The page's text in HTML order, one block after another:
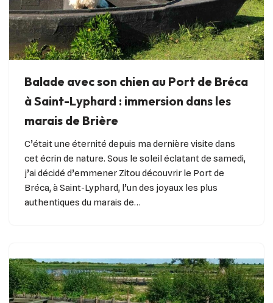
Balade avec son chien au Port de Bréca
à Saint-Lyphard : immersion dans les
marais de Brière
C’était une éternité depuis ma dernière visite dans
cet écrin de nature. Sous le soleil éclatant de samedi,
j’ai décidé d’emmener Zitou découvrir le Port de
Bréca, à Saint-Lyphard, l’un des joyaux les plus
authentiques du marais de…